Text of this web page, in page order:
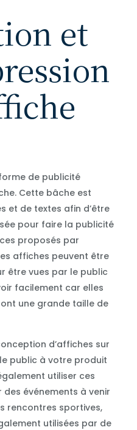
et
de publicité
Cette bâche est
et de textes afin d’être
pour faire la publicité
proposés par
affiches peuvent être
être vues par le public
facilement car elles
une grande taille de
d’affiches sur
public à votre produit
utiliser ces
événements à venir
rencontres sportives,
utilisées par de